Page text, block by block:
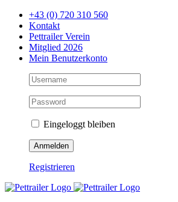
Zum
Inhalt
springen
+43 (0) 720 310 560
Kontakt
Pettrailer Verein
Mitglied 2026
Mein Benutzerkonto
Eingeloggt bleiben
Registrieren
Facebook
X
YouTube
Instagram